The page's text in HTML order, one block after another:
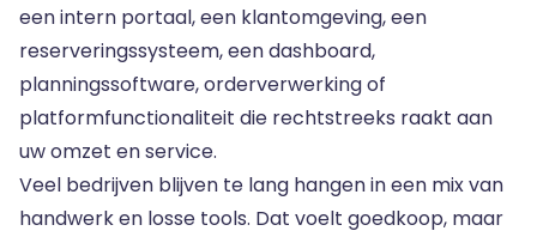
een intern portaal, een klantomgeving, een
reserveringssysteem, een dashboard,
planningssoftware, orderverwerking of
platformfunctionaliteit die rechtstreeks raakt aan
uw omzet en service.
Veel bedrijven blijven te lang hangen in een mix van
handwerk en losse tools. Dat voelt goedkoop, maar